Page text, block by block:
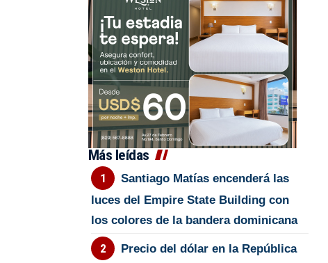
Más leídas
Santiago Matías encenderá las
luces del Empire State Building con
los colores de la bandera dominicana
Precio del dólar en la República